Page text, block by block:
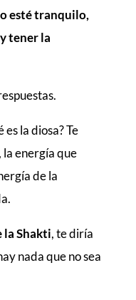
esté tranquilo,
tener la
es la diosa? Te
, la energía que
de la
la Shakti, te diría
nada que no sea